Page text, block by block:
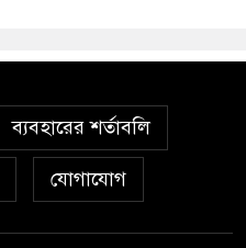
ব্যবহারের শর্তাবলি
যোগাযোগ